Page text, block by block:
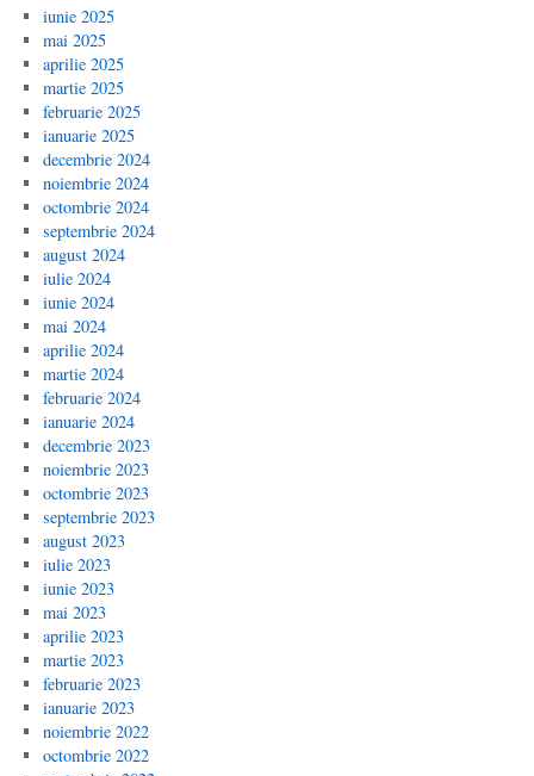
iunie 2025
mai 2025
aprilie 2025
martie 2025
februarie 2025
ianuarie 2025
decembrie 2024
noiembrie 2024
octombrie 2024
septembrie 2024
august 2024
iulie 2024
iunie 2024
mai 2024
aprilie 2024
martie 2024
februarie 2024
ianuarie 2024
decembrie 2023
noiembrie 2023
octombrie 2023
septembrie 2023
august 2023
iulie 2023
iunie 2023
mai 2023
aprilie 2023
martie 2023
februarie 2023
ianuarie 2023
noiembrie 2022
octombrie 2022